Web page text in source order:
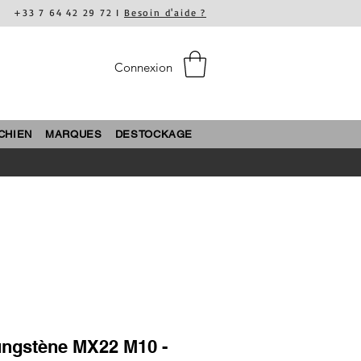
+33 7 64 42 29 72 I Besoin d'aide ?
Connexion
MARQUES DESTOCKAGE
MX22 M10 -